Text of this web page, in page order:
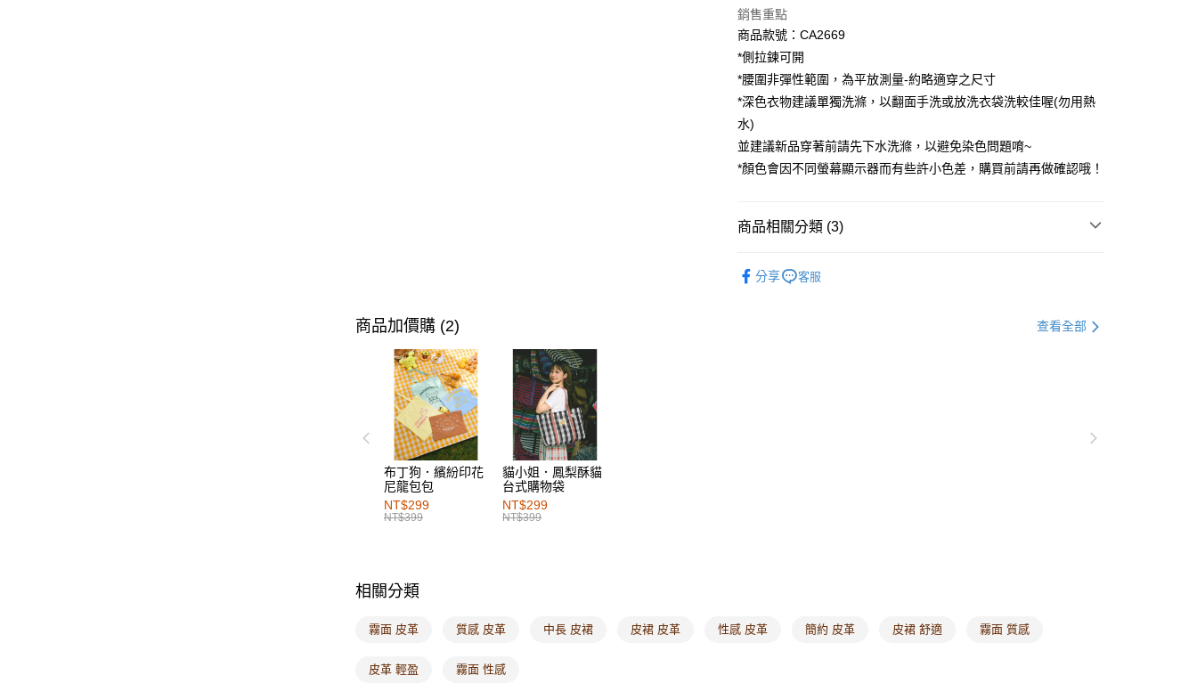
街口支付
運送方式
全家取貨付款
每筆NT$60，滿NT$1,000(含以上)免運費
付款後全家取貨
萊爾富取貨付款
付款後萊爾富取貨
海外配送-歐美地區
銷售重點
商品款號：CA2669
*側拉鍊可開
*腰圍非彈性範圍，為平放測量-約略適穿之尺寸
*深色衣物建議單獨洗滌，以翻面手洗或放洗衣袋洗較佳喔(勿用熱
水)
並建議新品穿著前請先下水洗滌，以避免染色問題唷~
*顏色會因不同螢幕顯示器而有些許小色差，購買前請再做確認哦！
商品相關分類 (3)
分享 客服
商品加價購 (2) 查看全部
布丁狗．繽紛印花
尼龍包包
NT$299
NT$399
貓小姐．鳳梨酥貓
台式購物袋
NT$299
NT$399
相關分類
霧面 皮革 質感 皮革 中長 皮裙 皮裙 皮革 性感 皮革 簡約 皮革 皮裙 舒適 霧面 質感
皮革 輕盈 霧面 性感